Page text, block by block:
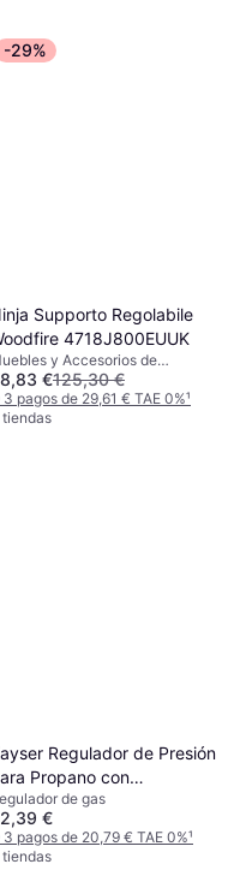
-29%
Supporto Regolabile
4718J800EUUK
y Accesorios de
€125,30 €
3 pagos de 29,61 € TAE 0%¹
tiendas
Regulador de Presión
Propano con
0,5-6 bar 18
h 21,8x1/14 pulgada LH
de gas
€
3 pagos de 20,79 € TAE 0%¹
tiendas